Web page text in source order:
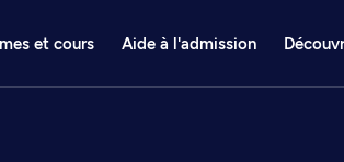
et cours Aide à l'admission